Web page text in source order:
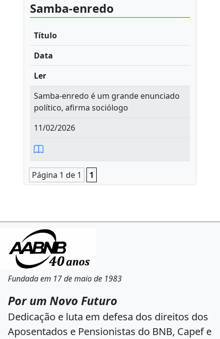
Samba-enredo
Título
Data
Ler
Samba-enredo é um grande enunciado
político, afirma sociólogo
11/02/2026
Página 1 de 1 1
Fundada em 17 de maio de 1983
Por um Novo Futuro
Dedicação e luta em defesa dos direitos dos
Aposentados e Pensionistas do BNB, Capef e